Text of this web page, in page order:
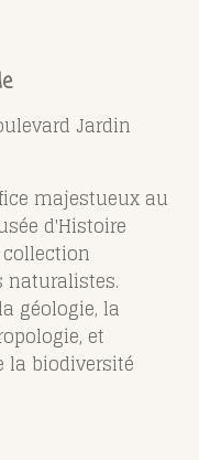
Jardin
majestueux au
d'Histoire
naturalistes.
géologie, la
et
la biodiversité